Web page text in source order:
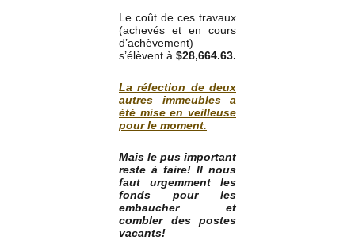
Le coût de ces travaux
(achevés et en cours
d’achèvement)
s’élèvent à $28,664.63.
La réfection de deux
autres immeubles a
été mise en veilleuse
pour le moment.
Mais le pus important
reste à faire! Il nous
faut urgemment les
fonds pour les
embaucher et
combler des postes
vacants!